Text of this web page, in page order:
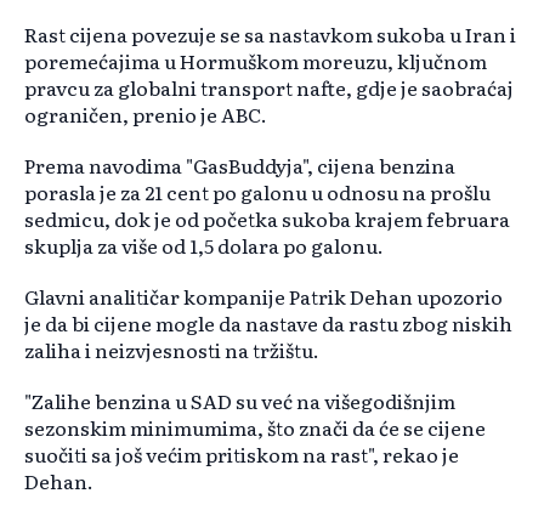
Rast cijena povezuje se sa nastavkom sukoba u Iran i
poremećajima u Hormuškom moreuzu, ključnom
pravcu za globalni transport nafte, gdje je saobraćaj
ograničen, prenio je ABC.
Prema navodima "GasBuddyja", cijena benzina
porasla je za 21 cent po galonu u odnosu na prošlu
sedmicu, dok je od početka sukoba krajem februara
skuplja za više od 1,5 dolara po galonu.
Glavni analitičar kompanije Patrik Dehan upozorio
je da bi cijene mogle da nastave da rastu zbog niskih
zaliha i neizvjesnosti na tržištu.
"Zalihe benzina u SAD su već na višegodišnjim
sezonskim minimumima, što znači da će se cijene
suočiti sa još većim pritiskom na rast", ​​rekao je
Dehan.